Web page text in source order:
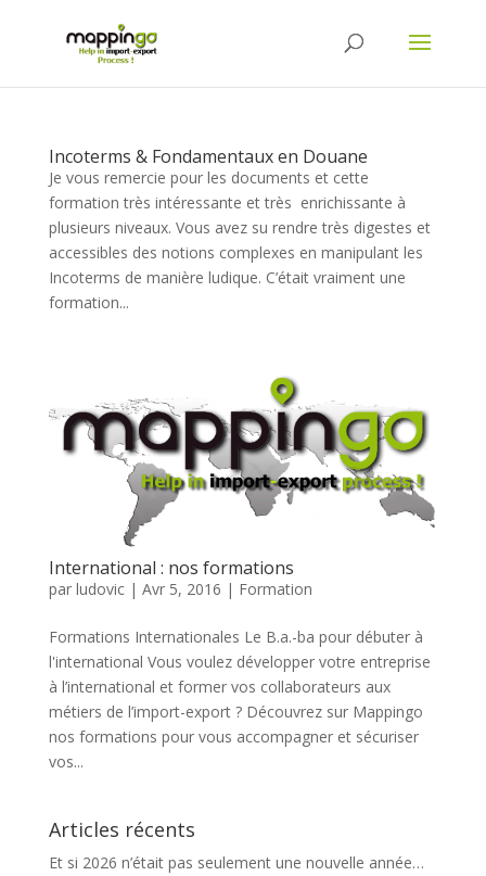
Incoterms & Fondamentaux en Douane
Je vous remercie pour les documents et cette
formation très intéressante et très enrichissante à
plusieurs niveaux. Vous avez su rendre très digestes et
accessibles des notions complexes en manipulant les
Incoterms de manière ludique. C’était vraiment une
formation...
International : nos formations
par ludovic| Avr 5, 2016 | Formation
Formations Internationales Le B.a.-ba pour débuter à
l'international Vous voulez développer votre entreprise
à l’international et former vos collaborateurs aux
métiers de l’import-export ? Découvrez sur Mappingo
nos formations pour vous accompagner et sécuriser
vos...
Articles récents
Et si 2026 n’était pas seulement une nouvelle année…